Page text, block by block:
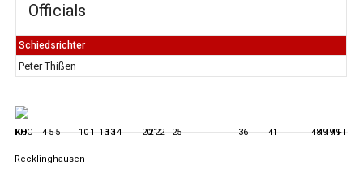
Officials
Schiedsrichter
Peter Thißen
KO 455 1011 131314 202122 25 36 41 48494949FT